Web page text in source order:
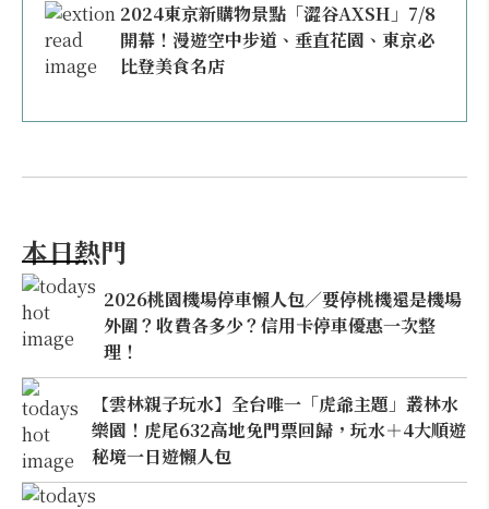
2024東京新購物景點「澀谷AXSH」7/8
開幕！漫遊空中步道、垂直花園、東京必
比登美食名店
本日熱門
2026桃園機場停車懶人包／要停桃機還是機場
外圍？收費各多少？信用卡停車優惠一次整
理！
【雲林親子玩水】全台唯一「虎爺主題」叢林水
樂園！虎尾632高地免門票回歸，玩水＋4大順遊
秘境一日遊懶人包